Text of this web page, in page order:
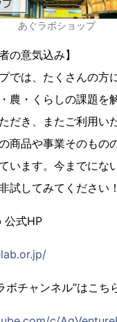
あぐラボショップ
の意気込み】
では、たくさんの方
農・くらしの課題を
だき、またご利用い
商品や事業そのもの
います。今までにな
試してみてください！
式HP
チャンネル”はこち